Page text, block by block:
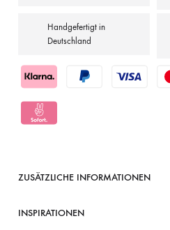
Handgefertigt in
Deutschland
ZUSÄTZLICHE INFORMATIONEN
INSPIRATIONEN